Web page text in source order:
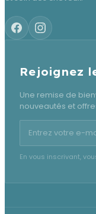
Rejoignez
Une remise de
nouveautés et
En vous inscrivant,